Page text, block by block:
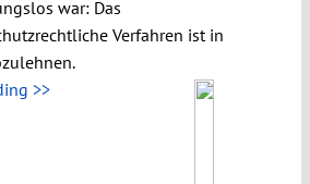
war: Das
Verfahren ist in
>>